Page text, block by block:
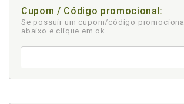
Cupom / Código promocional:
Se possuir um cupom/código
abaixo e clique em ok